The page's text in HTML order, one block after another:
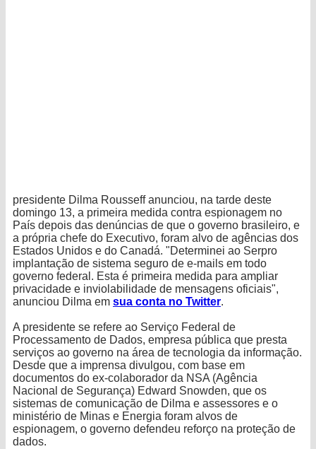
presidente Dilma Rousseff anunciou, na tarde deste
domingo 13, a primeira medida contra espionagem no
País depois das denúncias de que o governo brasileiro, e
a própria chefe do Executivo, foram alvo de agências dos
Estados Unidos e do Canadá. "Determinei ao Serpro
implantação de sistema seguro de e-mails em todo
governo federal. Esta é primeira medida para ampliar
privacidade e inviolabilidade de mensagens oficiais",
anunciou Dilma em sua conta no Twitter.
A presidente se refere ao Serviço Federal de
Processamento de Dados, empresa pública que presta
serviços ao governo na área de tecnologia da informação.
Desde que a imprensa divulgou, com base em
documentos do ex-colaborador da NSA (Agência
Nacional de Segurança) Edward Snowden, que os
sistemas de comunicação de Dilma e assessores e o
ministério de Minas e Energia foram alvos de
espionagem, o governo defendeu reforço na proteção de
dados.